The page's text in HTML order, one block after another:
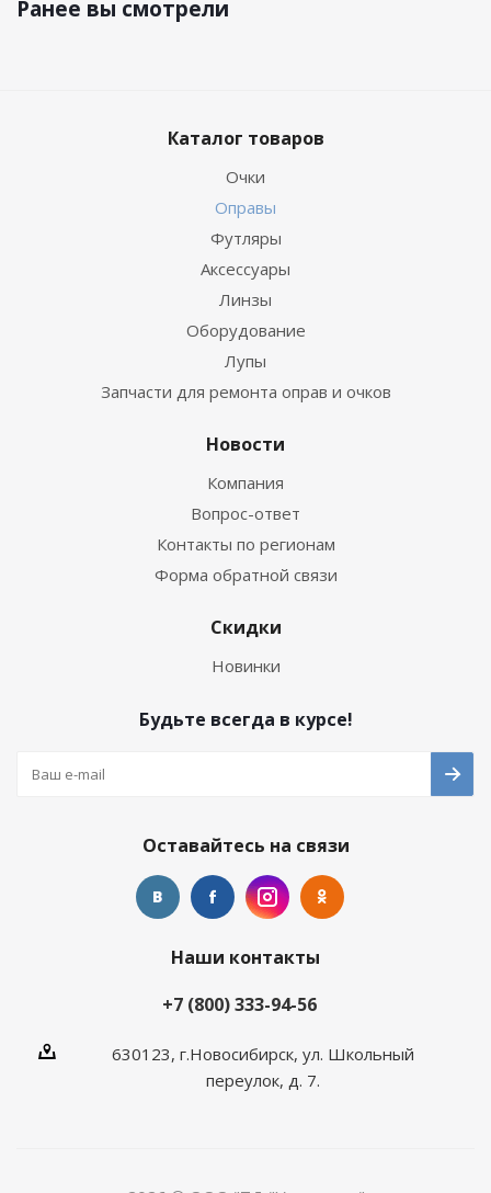
Ранее вы смотрели
Каталог товаров
Очки
Оправы
Футляры
Аксессуары
Линзы
Оборудование
Лупы
Запчасти для ремонта оправ и очков
Новости
Компания
Вопрос-ответ
Контакты по регионам
Форма обратной связи
Скидки
Новинки
Будьте всегда в курсе!
Оставайтесь на связи
Наши контакты
+7 (800) 333-94-56
630123, г.Новосибирск, ул. Школьный
переулок, д. 7.